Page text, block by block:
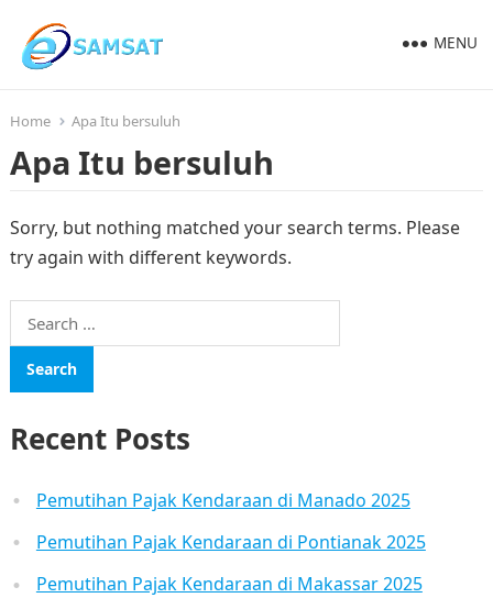
MENU
Home Apa Itu bersuluh
Apa Itu bersuluh
Sorry, but nothing matched your search terms. Please
try again with different keywords.
Search
for:
Recent Posts
Pemutihan Pajak Kendaraan di Manado 2025
Pemutihan Pajak Kendaraan di Pontianak 2025
Pemutihan Pajak Kendaraan di Makassar 2025